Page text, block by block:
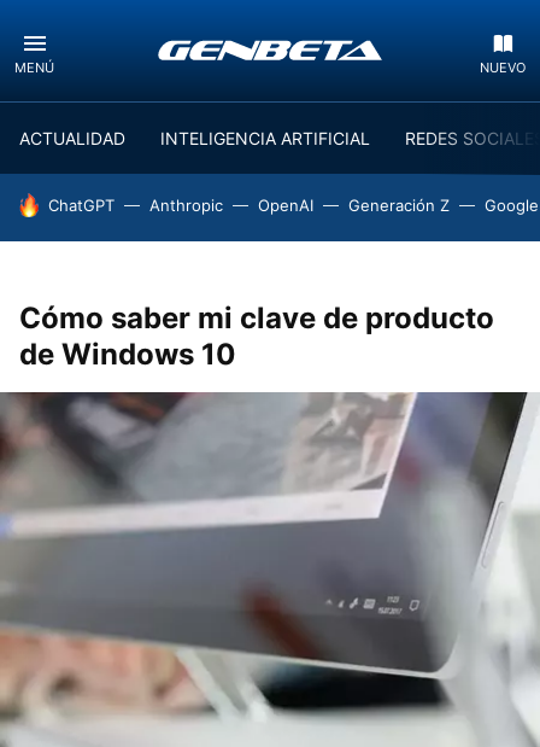
MENÚ NUEVO
ACTUALIDAD INTELIGENCIA ARTIFICIAL REDES
HOY SE HABLA DE
ChatGPT Anthropic OpenAI Generación Z
Cómo saber mi clave de producto
de Windows 10